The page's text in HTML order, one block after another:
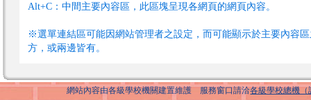
Alt+C：中間主要內容區，此區塊呈現各網頁的網頁內容。
※選單連結區可能因網站管理者之設定，而可能顯示於主要內容
方，或兩邊皆有。
網站內容由各級學校機關建置維護 服務窗口請洽各級學校總機（